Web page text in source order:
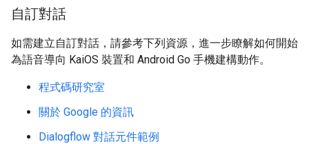
自訂對話
如需建立自訂對話，請參考下列資源，進一步瞭解如何開始
為語音導向 KaiOS 裝置和 Android Go 手機建構動作。
程式碼研究室
關於 Google 的資訊
Dialogflow 對話元件範例